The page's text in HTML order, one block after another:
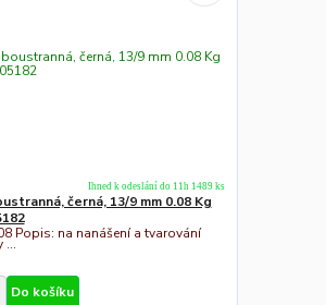
černá, 13/9 mm 0.08 Kg
Popis: na nanášení a tvarování
...
Ihned k odeslání do 11h 1489 ks
Do košíku